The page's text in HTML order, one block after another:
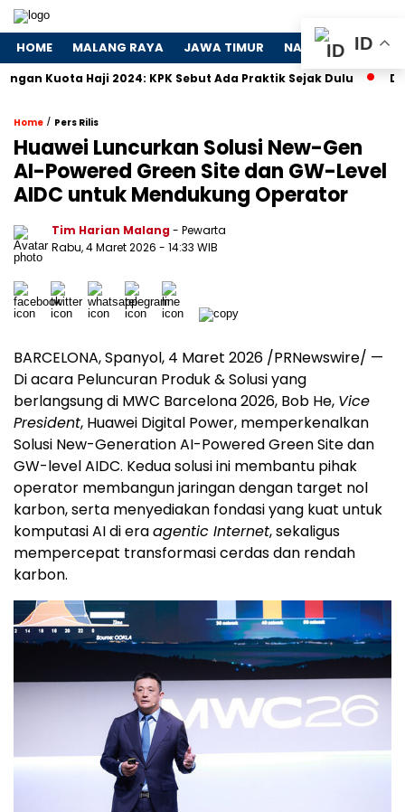
HOME MALANG RAYA JAWA TIMUR NASIONAL
Haji 2024: KPK Sebut Ada Praktik Sejak Dulu Dosa-
Home / Pers Rilis
Huawei Luncurkan Solusi New-Gen
AI-Powered Green Site dan GW-Level
AIDC untuk Mendukung Operator
Tim Harian Malang- Pewarta
Rabu, 4 Maret 2026 - 14:33 WIB
BARCELONA, Spanyol, 4 Maret 2026 /PRNewswire/ —
Di acara Peluncuran Produk & Solusi yang
berlangsung di MWC Barcelona 2026, Bob He, Vice
President, Huawei Digital Power, memperkenalkan
Solusi New-Generation AI-Powered Green Site dan
GW-level AIDC. Kedua solusi ini membantu pihak
operator membangun jaringan dengan target nol
karbon, serta menyediakan fondasi yang kuat untuk
komputasi AI di eraagentic Internet, sekaligus
mempercepat transformasi cerdas dan rendah
karbon.
ID